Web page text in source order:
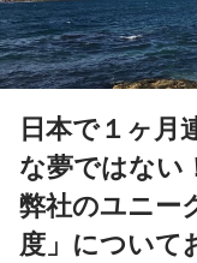
日本で１ヶ月
な夢ではない
弊社のユニー
度」について